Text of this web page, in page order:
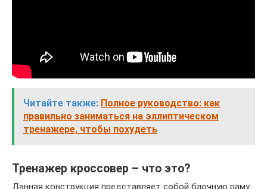
Читайте также: Полное руководство: как
правильно заниматься на эллиптическом
тренажере, чтобы похудеть
Тренажер кроссовер – что это?
Данная конструкция представляет собой блочную раму